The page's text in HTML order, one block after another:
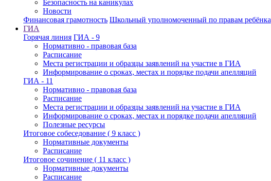
Безопасность на каникулах
Новости
Финансовая грамотность Школьный уполномоченный по правам ребёнка
ГИА
Горячая линия ГИА - 9
Нормативно - правовая база
Расписание
Места регистрации и образцы заявлений на участие в ГИА
Информирование о сроках, местах и порядке подачи апелляций
ГИА - 11
Нормативно - правовая база
Расписание
Места регистрации и образцы заявлений на участие в ГИА
Информирование о сроках, местах и порядке подачи апелляций
Полезные ресурсы
Итоговое собеседование ( 9 класс )
Нормативные документы
Расписание
Итоговое сочинение ( 11 класс )
Нормативные документы
Расписание